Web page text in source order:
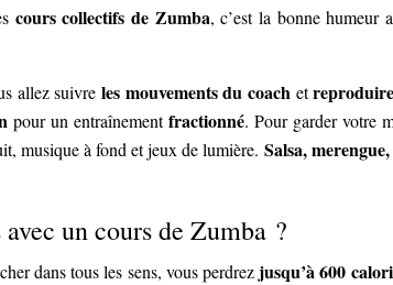
cours collectifs de Zumba, c’est la bonne humeur
allez suivreles mouvements du coach et
pour un entraînementfractionné. Pour garder votre
musique à fond et jeux de lumière. Salsa,
un cours de Zumba ?
dans tous les sens, vous perdrez jusqu’à 600